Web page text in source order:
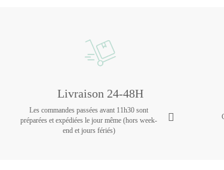
Livraison 24-48H
Les commandes passées avant 11h30 sont
préparées et expédiées le jour même (hors week-
end et jours fériés)